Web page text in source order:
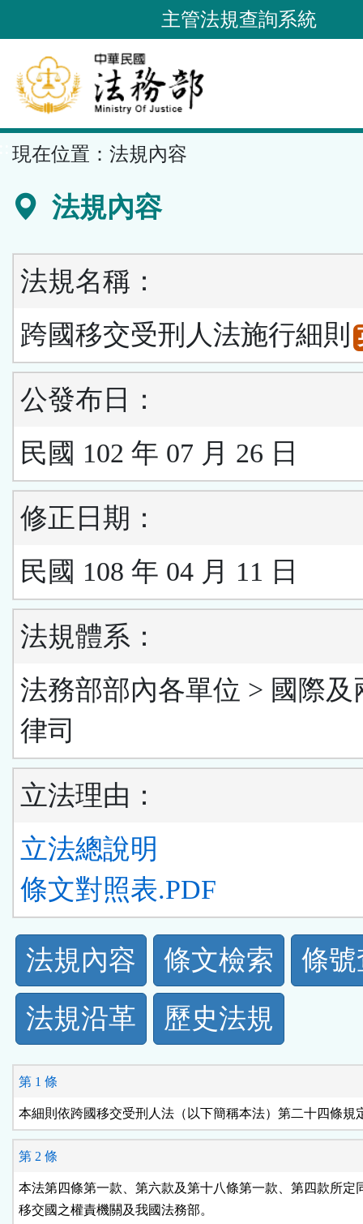
到
要
內
容
區
主管法規查詢系統
現在位置： 法規內容
法規內容
法規名稱：
跨國移交受刑人法施行細則
公發布日：
民國 102 年 07 月 26 日
修正日期：
民國 108 年 04 月 11 日
法規體系：
法務部部內各單位 > 國際及
律司
立法理由：
立法總說明
條文對照表.PDF
法
規
功
能
按
鈕
區
法規內容 條文檢索
條
法規沿革
歷史法規
第 1 條
本細則依跨國移交受刑人法（以下簡稱本法）第二十四條規
第 2 條
本法第四條第一款、第六款及第十八條第一款、第四款所定
移交國之權責機關及我國法務部。